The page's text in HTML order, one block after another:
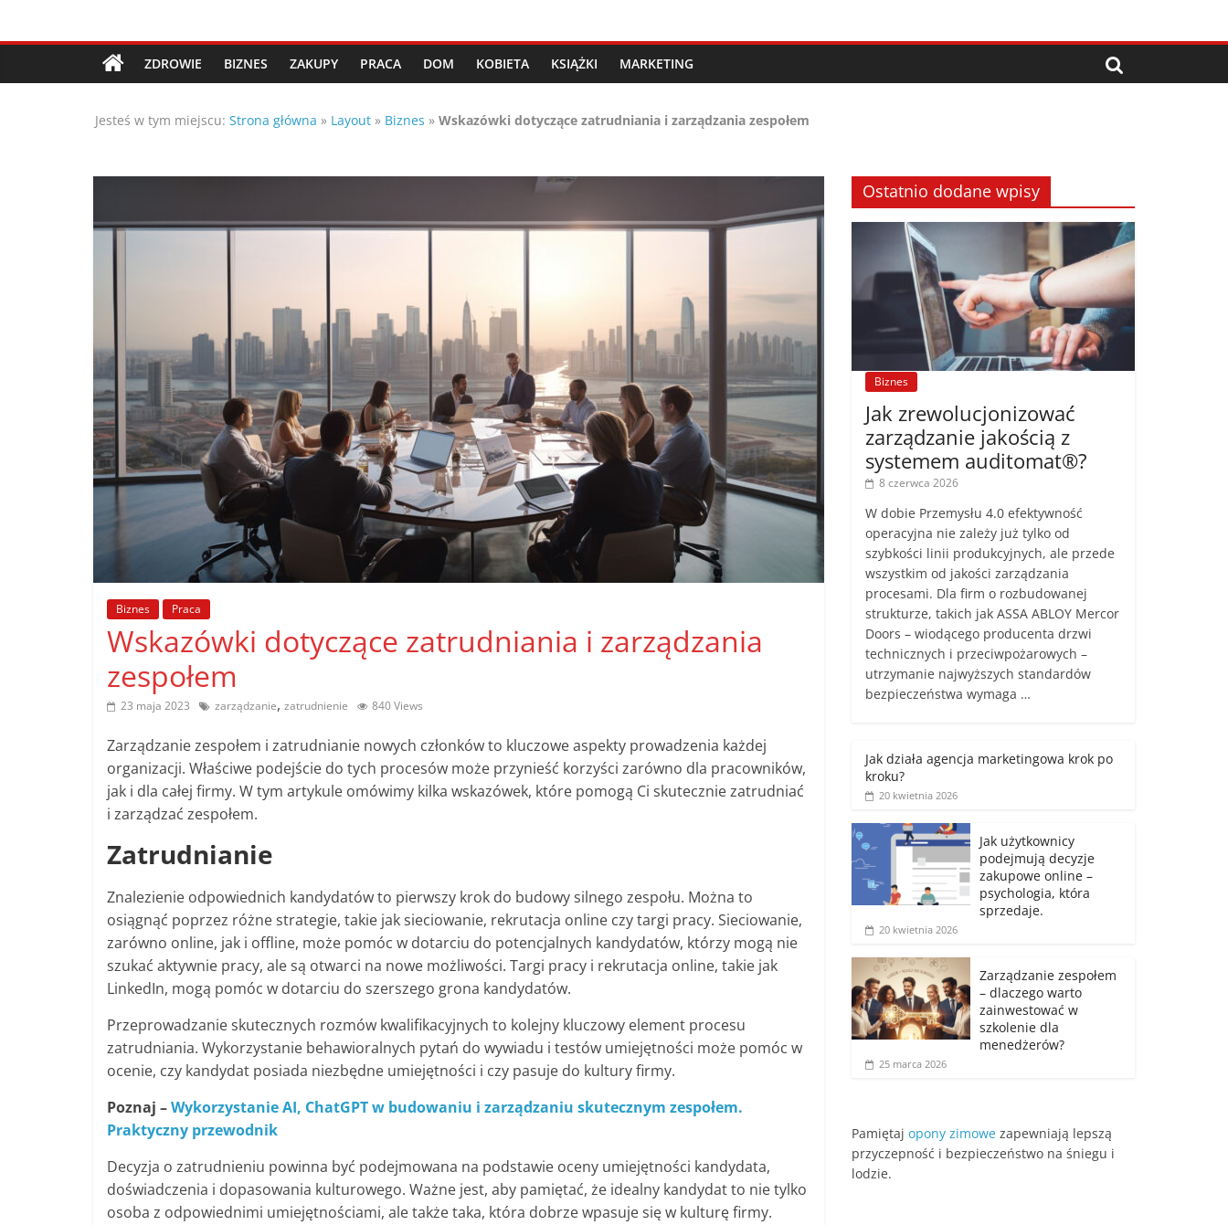
Porady,
wskazówki
oraz
ciekawe
rady
–
poznaj
te
poradniki.
Porady
praktyczne
porady
wskazówki
poradniki
każdy
temat
ZDROWIE BIZNES ZAKUPY PRACA DOM KOBIETA KSIĄŻKI MARKETING
Jesteś w tym miejscu: Strona główna » Layout » Biznes » Wskazówki dotyczące zatrudniania i zarządzania zespołem
Biznes Praca
Wskazówki dotyczące zatrudniania i zarządzania
zespołem
23 maja 2023 zarządzanie, zatrudnienie 840 Views
Zarządzanie zespołem i zatrudnianie nowych członków to kluczowe aspekty prowadzenia każdej
organizacji. Właściwe podejście do tych procesów może przynieść korzyści zarówno dla pracowników,
jak i dla całej firmy. W tym artykule omówimy kilka wskazówek, które pomogą Ci skutecznie zatrudniać
i zarządzać zespołem.
Zatrudnianie
Znalezienie odpowiednich kandydatów to pierwszy krok do budowy silnego zespołu. Można to
osiągnąć poprzez różne strategie, takie jak sieciowanie, rekrutacja online czy targi pracy. Sieciowanie,
zarówno online, jak i offline, może pomóc w dotarciu do potencjalnych kandydatów, którzy mogą nie
szukać aktywnie pracy, ale są otwarci na nowe możliwości. Targi pracy i rekrutacja online, takie jak
LinkedIn, mogą pomóc w dotarciu do szerszego grona kandydatów.
Przeprowadzanie skutecznych rozmów kwalifikacyjnych to kolejny kluczowy element procesu
zatrudniania. Wykorzystanie behawioralnych pytań do wywiadu i testów umiejętności może pomóc w
ocenie, czy kandydat posiada niezbędne umiejętności i czy pasuje do kultury firmy.
Poznaj –Wykorzystanie AI, ChatGPT w budowaniu i zarządzaniu skutecznym zespołem.
Praktyczny przewodnik
Decyzja o zatrudnieniu powinna być podejmowana na podstawie oceny umiejętności kandydata,
doświadczenia i dopasowania kulturowego. Ważne jest, aby pamiętać, że idealny kandydat to nie tylko
osoba z odpowiednimi umiejętnościami, ale także taka, która dobrze wpasuje się w kulturę firmy.
Ostatnio dodane wpisy
Biznes
Jak zrewolucjonizować
zarządzanie jakością z
systemem auditomat®?
8 czerwca 2026
W dobie Przemysłu 4.0 efektywność
operacyjna nie zależy już tylko od
szybkości linii produkcyjnych, ale przede
wszystkim od jakości zarządzania
procesami. Dla firm o rozbudowanej
strukturze, takich jak ASSA ABLOY Mercor
Doors – wiodącego producenta drzwi
technicznych i przeciwpożarowych –
utrzymanie najwyższych standardów
bezpieczeństwa wymaga …
Jak działa agencja marketingowa krok po
kroku?
20 kwietnia 2026
Jak użytkownicy
podejmują decyzje
zakupowe online –
psychologia, która
sprzedaje.
20 kwietnia 2026
Zarządzanie zespołem
– dlaczego warto
zainwestować w
szkolenie dla
menedżerów?
25 marca 2026
Pamiętaj opony zimowe zapewniają lepszą
przyczepność i bezpieczeństwo na śniegu i
lodzie.